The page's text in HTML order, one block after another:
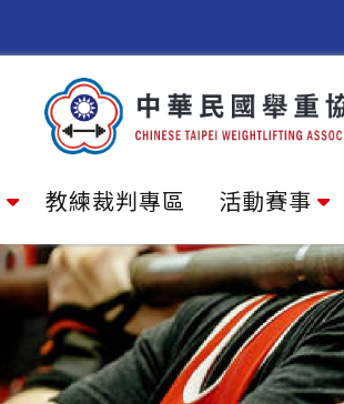
教練裁判專區 活動賽事